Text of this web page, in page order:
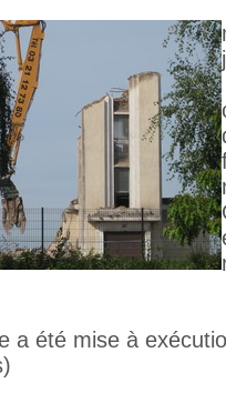
a été mise à